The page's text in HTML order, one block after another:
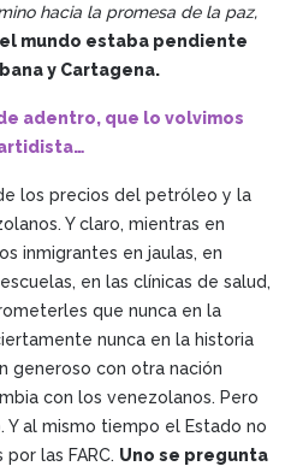
hacia la promesa de la paz,
mundo estaba pendiente
y Cartagena.
adentro, que lo volvimos
los precios del petróleo y la
Y claro, mientras en
inmigrantes en jaulas, en
en las clínicas de salud,
que nunca en la
nunca en la historia
generoso con otra nación
con los venezolanos. Pero
al mismo tiempo el Estado no
las FARC. Uno se pregunta